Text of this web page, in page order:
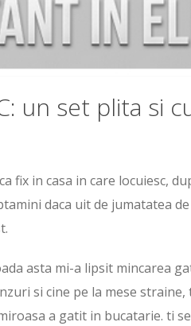
un set plita si
fix in casa in care locuiesc,
daca uit de jumatatea
asta mi-a lipsit mincarea
si cine pe la mese straine,
a gatit in bucatarie. ti